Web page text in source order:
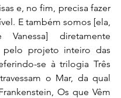
e, no fim, precisa fazer
E também somos [ela,
Vanessa] diretamente
pelo projeto inteiro das
se à trilogia Três
o Mar, da qual
Os que Vêm